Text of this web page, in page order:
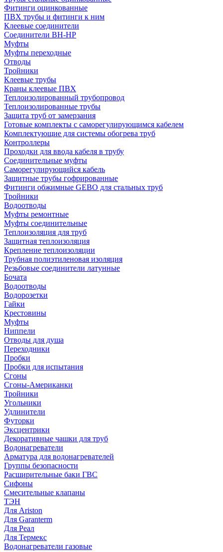
Фитинги оцинкованные
ПВХ трубы и фитинги к ним
Клеевые соединители
Соединители ВН-НР
Муфты
Муфты переходные
Отводы
Тройники
Клеевые трубы
Краны клеевые ПВХ
Теплоизолированный трубопровод
Теплоизолированные трубы
Защита труб от замерзания
Готовые комплекты с саморегулирующимся кабелем
Комплектующие для системы обогрева труб
Контроллеры
Проходки для ввода кабеля в трубу
Соединительные муфты
Саморегулирующийся кабель
Защитные трубы гофрированные
Фитинги обжимные GEBO для стальных труб
Тройники
Водоотводы
Муфты ремонтные
Муфты соединительные
Теплоизоляция для труб
Защитная теплоизоляция
Крепление теплоизоляции
Трубная полиэтиленовая изоляция
Резьбовые соединители латунные
Бочата
Водоотводы
Водорозетки
Гайки
Крестовины
Муфты
Ниппели
Отводы для душа
Переходники
Пробки
Пробки для испытания
Сгоны
Сгоны-Американки
Тройники
Угольники
Удлинители
Футорки
Эксцентрики
Декоративные чашки для труб
Водонагреватели
Арматура для водонагревателей
Группы безопасности
Расширительные баки ГВС
Сифоны
Смесительные клапаны
ТЭН
Для Ariston
Для Garanterm
Для Реал
Для Термекс
Водонагреватели газовые